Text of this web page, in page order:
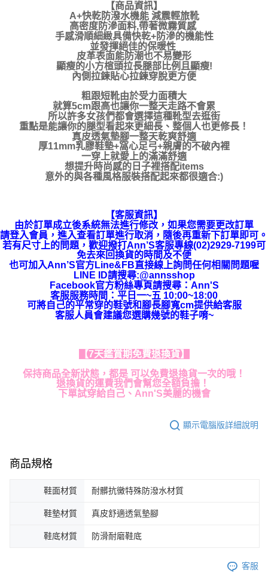
【商品資訊】
A+快乾防潑水機能 減震輕旅靴
高密度防滲面料,帶著微霧質感
手感滑順細緻具備快乾+防滲的機能性
並發揮絕佳的保暖性
皮革表面能防潮也不易變形
顯瘦的小方楦頭拉長腿部比例且顯瘦!
內側拉鍊貼心拉鍊穿脫更方便
粗跟短靴由於受力面積大
就算5cm跟高也讓你一整天走路不會累
所以許多女孩們都會選擇這種靴型去逛街
重點是能讓你的腿型看起來更細長、整個人也更修長！
真皮透氣墊腳一整天乾爽舒適
厚11mm乳膠鞋墊+窩心足弓+親膚的不破內裡
一穿上就愛上的滿滿舒適
想提升時尚感的日子裡搭配items
意外的與各種風格服裝搭配起來都很適合:)
【客服資訊】
由於訂單成立後系統無法進行修改，如果您需要更改訂單
請登入會員，進入查看訂單進行取消，隨後再重新下訂單即可。
若有尺寸上的問題，歡迎撥打Ann’S客服專線(02)2929-7199可
免去來回換貨的時間及不便
也可加入Ann’S官方Line&FB直接線上詢問任何相關問題喔
LINE ID請搜尋:@annsshop
Facebook官方粉絲專頁請搜尋：Ann'S
客服服務時間：平日一~五 10:00~18:00
可將自己的平常穿的鞋號和腳長腳寬cm提供給客服
客服人員會建議您選購幾號的鞋子唷~
【7天鑑賞期免費退換貨】
保持商品全新狀態，都是 可以免費退換貨一次的哦！
退換貨的運費我們會幫您全額負擔！
下單試穿給自己、Ann'S美麗的機會
顯示電腦版詳細說明
商品規格
鞋面材質 耐髒抗黴特殊防潑水材質
鞋墊材質 真皮舒適透氣墊腳
鞋底材質 防滑耐磨鞋底
客服